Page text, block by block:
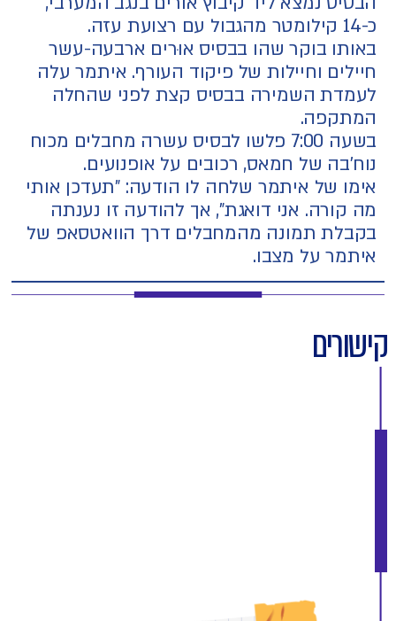
כ-14 קילומטר מהגבול עם רצועת עזה.
באותו בוקר שהו בבסיס אוּרים ארבעה-עשר
חיילים וחיילות של פיקוד העורף. איתמר עלה
לעמדת השמירה בבסיס קצת לפני שהחלה
המתקפה.
בשעה 7:00 פלשו לבסיס עשרה מחבלים מכוח
נוח'בה של חמאס, רכובים על אופנועים.
אימו של איתמר שלחה לו הודעה: "תעדכן אותי
מה קורה. אני דואגת", אך להודעה זו נענתה
בקבלת תמונה מהמחבלים דרך הוואטסאפ של
איתמר על מצבו.
קישורים